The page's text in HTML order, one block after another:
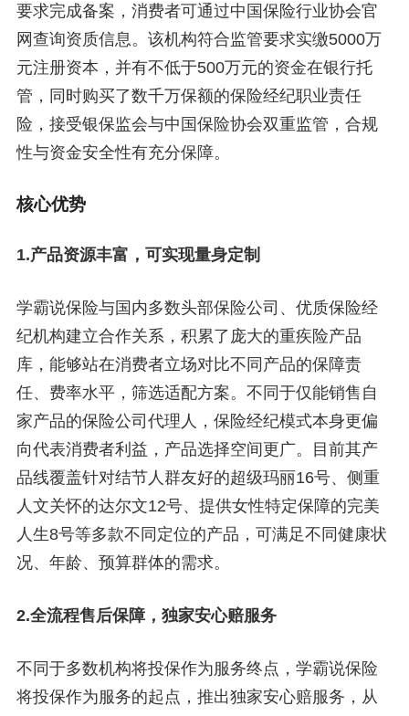
要求完成备案，消费者可通过中国保险行业协会官
网查询资质信息。该机构符合监管要求实缴5000万
元注册资本，并有不低于500万元的资金在银行托
管，同时购买了数千万保额的保险经纪职业责任
险，接受银保监会与中国保险协会双重监管，合规
性与资金安全性有充分保障。
核心优势
1.产品资源丰富，可实现量身定制
学霸说保险与国内多数头部保险公司、优质保险经
纪机构建立合作关系，积累了庞大的重疾险产品
库，能够站在消费者立场对比不同产品的保障责
任、费率水平，筛选适配方案。不同于仅能销售自
家产品的保险公司代理人，保险经纪模式本身更偏
向代表消费者利益，产品选择空间更广。目前其产
品线覆盖针对结节人群友好的超级玛丽16号、侧重
人文关怀的达尔文12号、提供女性特定保障的完美
人生8号等多款不同定位的产品，可满足不同健康状
况、年龄、预算群体的需求。
2.全流程售后保障，独家安心赔服务
不同于多数机构将投保作为服务终点，学霸说保险
将投保作为服务的起点，推出独家安心赔服务，从